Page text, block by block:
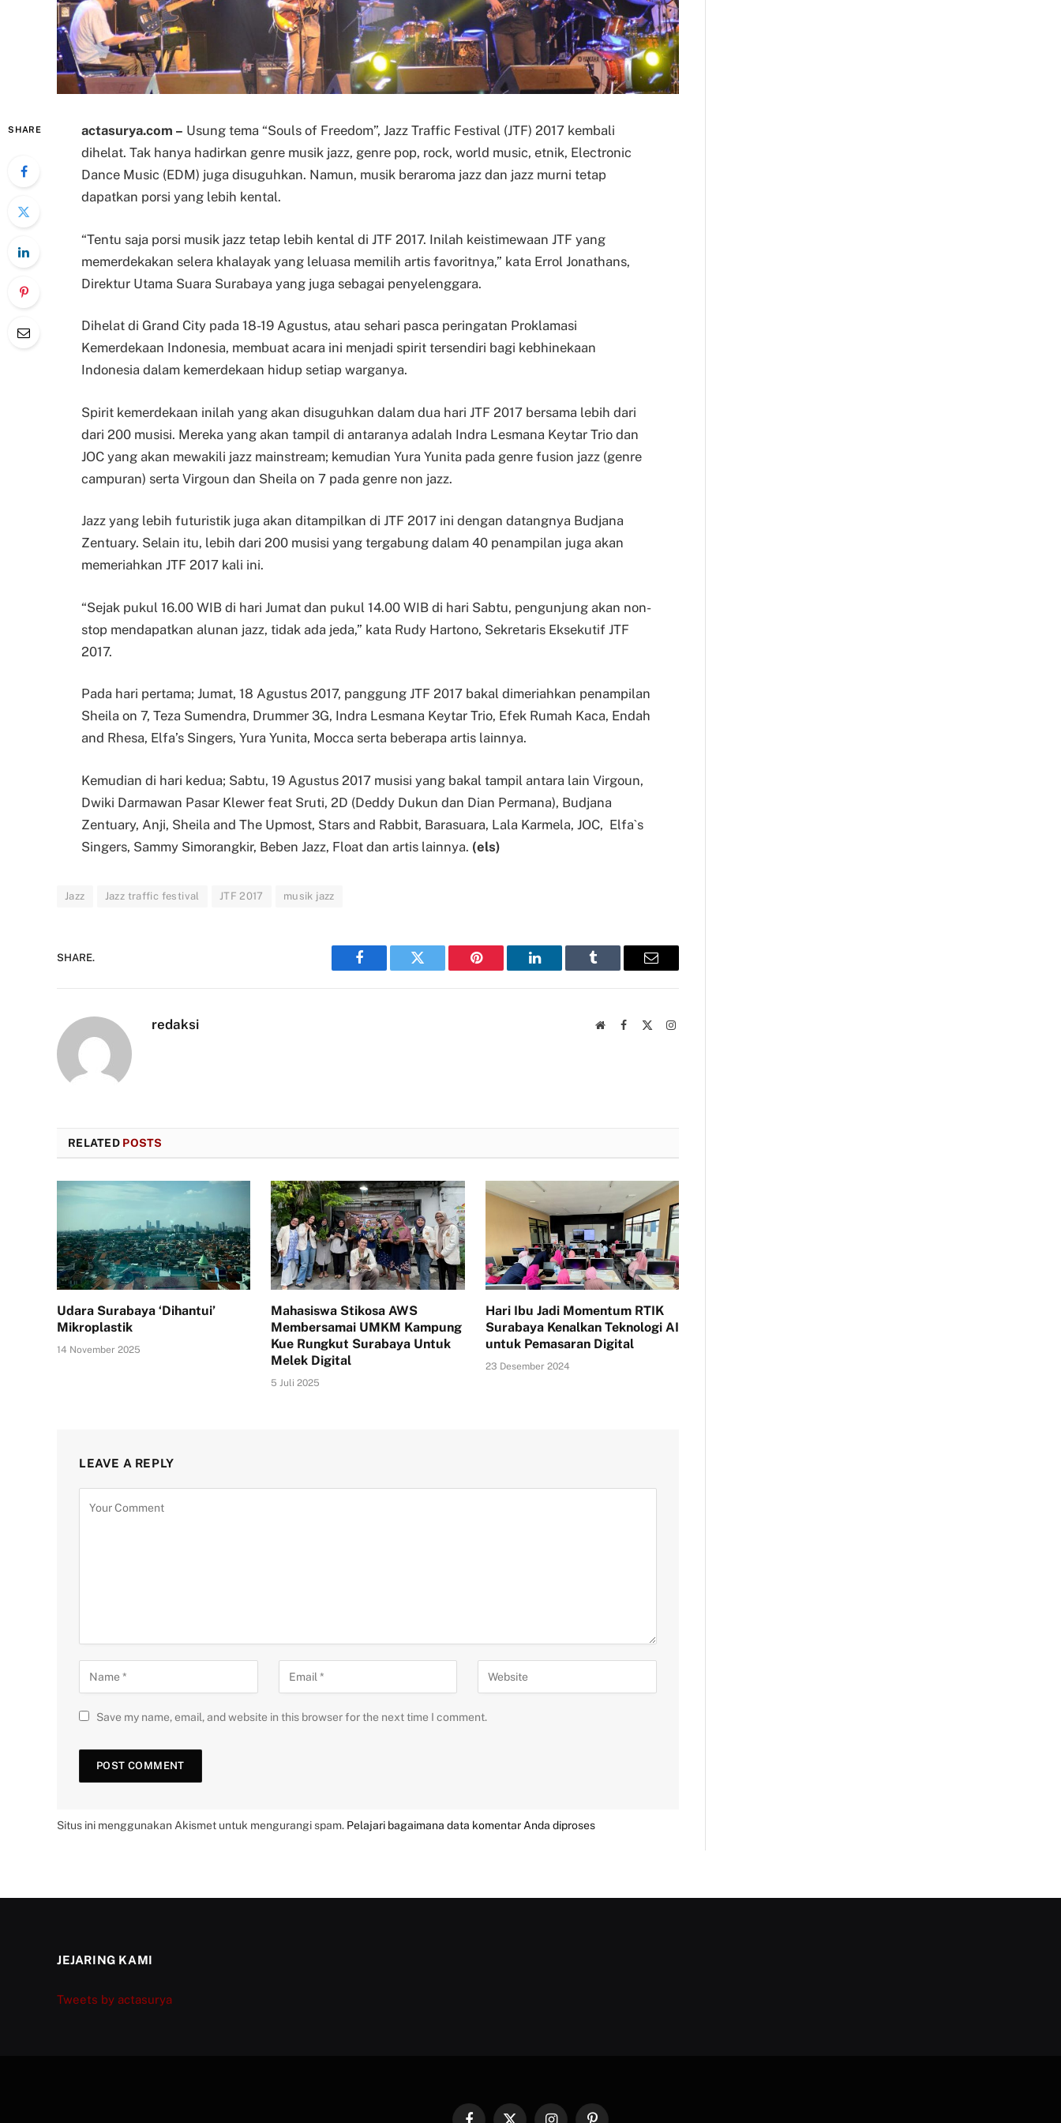
SHARE actasurya.com – Usung tema “Souls of Freedom”, Jazz Traffic Festival (JTF) 2017 kembali
dihelat. Tak hanya hadirkan genre musik jazz, genre pop, rock, world music, etnik, Electronic
Dance Music (EDM) juga disuguhkan. Namun, musik beraroma jazz dan jazz murni tetap
dapatkan porsi yang lebih kental.
“Tentu saja porsi musik jazz tetap lebih kental di JTF 2017. Inilah keistimewaan JTF yang
memerdekakan selera khalayak yang leluasa memilih artis favoritnya,” kata Errol Jonathans,
Direktur Utama Suara Surabaya yang juga sebagai penyelenggara.
Dihelat di Grand City pada 18-19 Agustus, atau sehari pasca peringatan Proklamasi
Kemerdekaan Indonesia, membuat acara ini menjadi spirit tersendiri bagi kebhinekaan
Indonesia dalam kemerdekaan hidup setiap warganya.
Spirit kemerdekaan inilah yang akan disuguhkan dalam dua hari JTF 2017 bersama lebih dari
dari 200 musisi. Mereka yang akan tampil di antaranya adalah Indra Lesmana Keytar Trio dan
JOC yang akan mewakili jazz mainstream; kemudian Yura Yunita pada genre fusion jazz (genre
campuran) serta Virgoun dan Sheila on 7 pada genre non jazz.
Jazz yang lebih futuristik juga akan ditampilkan di JTF 2017 ini dengan datangnya Budjana
Zentuary. Selain itu, lebih dari 200 musisi yang tergabung dalam 40 penampilan juga akan
memeriahkan JTF 2017 kali ini.
“Sejak pukul 16.00 WIB di hari Jumat dan pukul 14.00 WIB di hari Sabtu, pengunjung akan non-
stop mendapatkan alunan jazz, tidak ada jeda,” kata Rudy Hartono, Sekretaris Eksekutif JTF
2017.
Pada hari pertama; Jumat, 18 Agustus 2017, panggung JTF 2017 bakal dimeriahkan penampilan
Sheila on 7, Teza Sumendra, Drummer 3G, Indra Lesmana Keytar Trio, Efek Rumah Kaca, Endah
and Rhesa, Elfa’s Singers, Yura Yunita, Mocca serta beberapa artis lainnya.
Kemudian di hari kedua; Sabtu, 19 Agustus 2017 musisi yang bakal tampil antara lain Virgoun,
Dwiki Darmawan Pasar Klewer feat Sruti, 2D (Deddy Dukun dan Dian Permana), Budjana
Zentuary, Anji, Sheila and The Upmost, Stars and Rabbit, Barasuara, Lala Karmela, JOC, Elfa`s
Singers, Sammy Simorangkir, Beben Jazz, Float dan artis lainnya. (els)
Jazz Jazz traffic festival JTF 2017 musik jazz
SHARE.
Facebook Twitter Pinterest LinkedIn Tumblr Email
redaksi WebsiteFacebook Instagram
RELATED POSTS
Udara Surabaya ‘Dihantui’
Mikroplastik
14 November 2025
Mahasiswa Stikosa AWS
Membersamai UMKM Kampung
Kue Rungkut Surabaya Untuk
Melek Digital
5 Juli 2025
Hari Ibu Jadi Momentum RTIK
Surabaya Kenalkan Teknologi AI
untuk Pemasaran Digital
23 Desember 2024
LEAVE A REPLY
Save my name, email, and website in this browser for the next time I comment.
Situs ini menggunakan Akismet untuk mengurangi spam. Pelajari bagaimana data komentar Anda diproses
JEJARING KAMI
Tweets by actasurya